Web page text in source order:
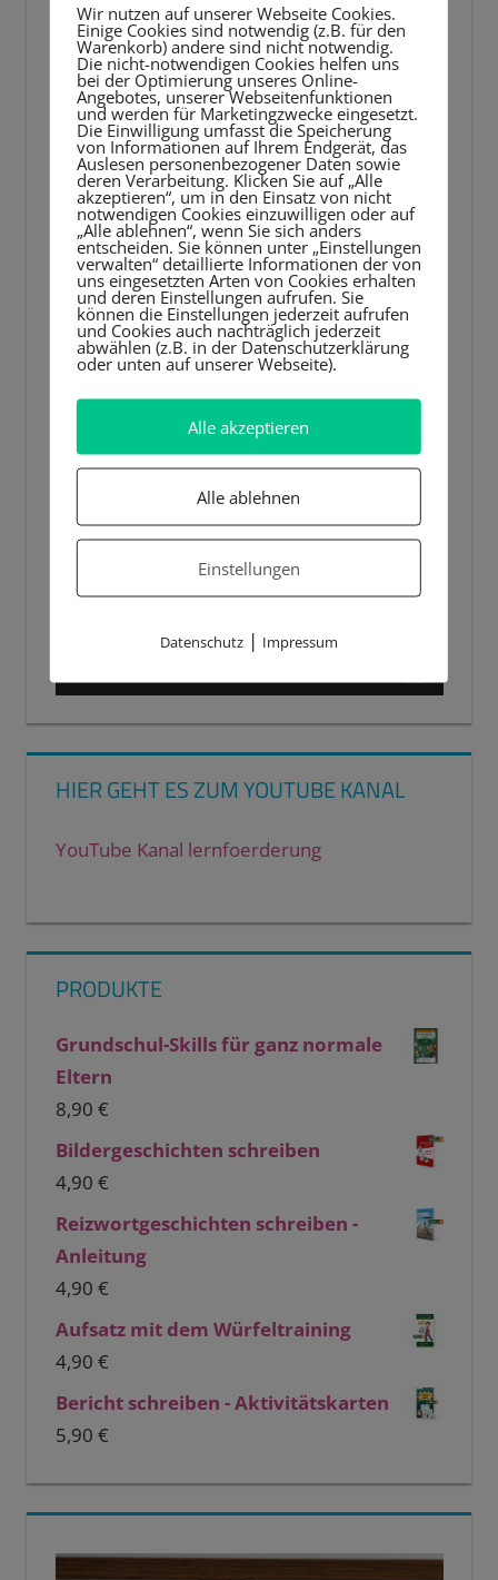
Video-
Player
HIER GEHT ES ZUM YOUTUBE KANAL
YouTube Kanal lernfoerderung
PRODUKTE
Grundschul-Skills für ganz normale
Eltern
8,90 €
Bildergeschichten schreiben
4,90 €
Reizwortgeschichten schreiben -
Anleitung
4,90 €
Aufsatz mit dem Würfeltraining
4,90 €
Bericht schreiben - Aktivitätskarten
5,90 €
Wir nutzen auf unserer Webseite Cookies.
Einige Cookies sind notwendig (z.B. für den
Warenkorb) andere sind nicht notwendig.
Die nicht-notwendigen Cookies helfen uns
bei der Optimierung unseres Online-
Angebotes, unserer Webseitenfunktionen
und werden für Marketingzwecke eingesetzt.
Die Einwilligung umfasst die Speicherung
von Informationen auf Ihrem Endgerät, das
Auslesen personenbezogener Daten sowie
deren Verarbeitung. Klicken Sie auf „Alle
akzeptieren“, um in den Einsatz von nicht
notwendigen Cookies einzuwilligen oder auf
„Alle ablehnen“, wenn Sie sich anders
entscheiden. Sie können unter „Einstellungen
verwalten“ detaillierte Informationen der von
uns eingesetzten Arten von Cookies erhalten
und deren Einstellungen aufrufen. Sie
können die Einstellungen jederzeit aufrufen
und Cookies auch nachträglich jederzeit
abwählen (z.B. in der Datenschutzerklärung
oder unten auf unserer Webseite).
Alle akzeptieren
Alle ablehnen
Einstellungen
Datenschutz| Impressum